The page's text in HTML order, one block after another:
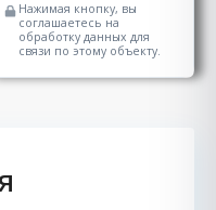
Нажимая кнопку, вы
соглашаетесь на
обработку данных для
связи по этому объекту.